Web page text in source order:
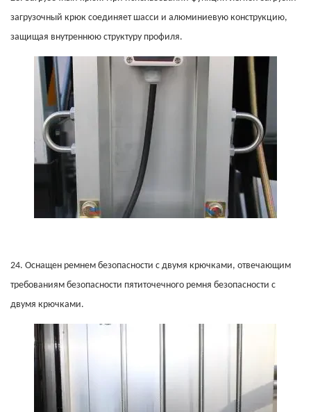
загрузочный крюк соединяет шасси и алюминиевую конструкцию,
защищая внутреннюю структуру профиля.
24. Оснащен ремнем безопасности с двумя крючками, отвечающим
требованиям безопасности пятиточечного ремня безопасности с
двумя крючками.